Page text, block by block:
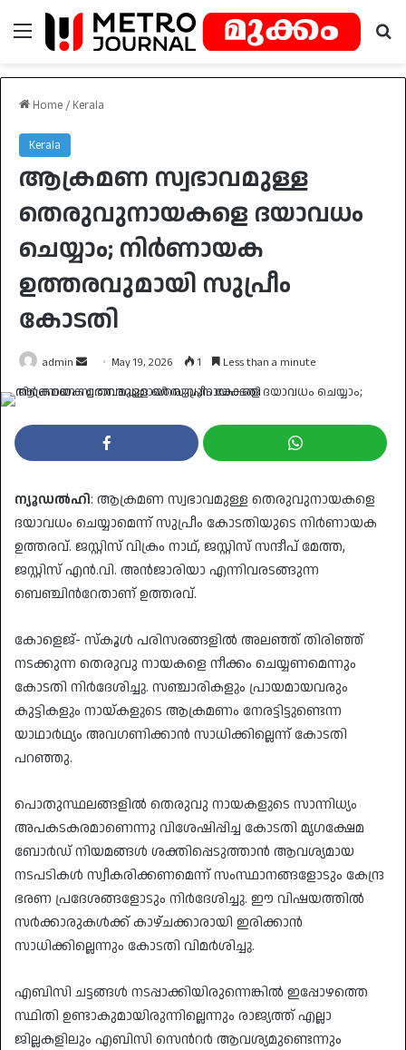
Menu
Home / Kerala
Kerala
ആക്രമണ സ്വഭാവമുള്ള
തെരുവുനായകളെ ദയാവധം
ചെയ്യാം; നിർണായക
ഉത്തരവുമായി സുപ്രീം
കോടതി
admin
Send May 19, 2026 1 Less than a minute
ന‍്യൂഡൽഹി: ആക്രമണ സ്വഭാവമുള്ള തെരുവുനായകളെ
ദയാവധം ചെയ്യാമെന്ന് സുപ്രീം കോടതിയുടെ നിർണായക
ഉത്തരവ്. ജസ്റ്റിസ് വിക്രം നാഥ്, ജസ്റ്റിസ് സന്ദീപ് മേത്ത,
ജസ്റ്റിസ് എൻ.വി. അൻജാരിയാ എന്നിവരടങ്ങുന്ന
ബെഞ്ചിന്‍റേതാണ് ഉത്തരവ്.
കോളെജ്- സ്കൂൾ പരിസരങ്ങളിൽ അലഞ്ഞ് തിരിഞ്ഞ്
നടക്കുന്ന തെരുവു നായകളെ നീക്കം ചെയ്യണമെന്നും
കോടതി നിർദേശിച്ചു. സഞ്ചാരികളും പ്ര‌ായമായവരും
കുട്ടികളും നായ്കളുടെ ആക്രമണം നേരട്ടിട്ടുണ്ടെന്ന
യാഥാർഥ‍്യം അവഗണിക്കാൻ സാധിക്കില്ലെന്ന് കോടതി
പറഞ്ഞു.
പൊതുസ്ഥലങ്ങളിൽ തെരുവു നായകളുടെ സാന്നിധ‍്യം
അപകടകരമാണെന്നു വിശേഷിപ്പിച്ച കോടതി മൃഗക്ഷേമ
ബോർഡ് നിയമങ്ങൾ ശക്തിപ്പെടുത്താൻ ആവശ‍്യമായ
നടപടികൾ സ്വീകരിക്കണമെന്ന് സംസ്ഥാനങ്ങളോടും കേന്ദ്ര
ഭരണ പ്രദേശങ്ങളോടും നിർദേശിച്ചു. ഈ വിഷയത്തിൽ
സർക്കാരുകൾക്ക് കാഴ്ചക്കാരായി ഇരിക്കാൻ
സാധിക്കില്ലെന്നും കോടതി വിമർശിച്ചു.
എബിസി ചട്ടങ്ങൾ നടപ്പാക്കിയിരുന്നെങ്കിൽ ഇപ്പോഴത്തെ
സ്ഥിതി ഉണ്ടാകുമായിരുന്നില്ലെന്നും രാജ‍്യത്ത് എല്ലാ
ജില്ലകളിലും എബിസി സെന്‍റർ ആവശ‍്യമുണ്ടെന്നും